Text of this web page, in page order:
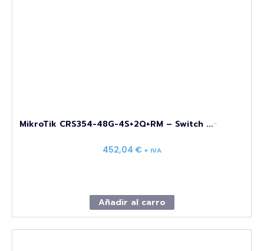
MikroTik CRS354-48G-4S+2Q+RM – Switch ......
452,04 € + IVA
Añadir al carro